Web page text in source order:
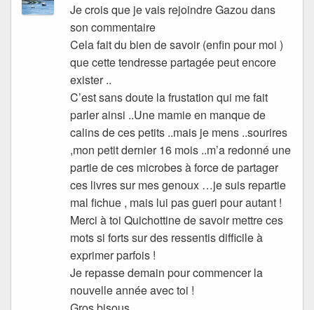
Je crois que je vais rejoindre Gazou dans
son commentaire
Cela fait du bien de savoir (enfin pour moi )
que cette tendresse partagée peut encore
exister ..
C’est sans doute la frustation qui me fait
parler ainsi ..Une mamie en manque de
calins de ces petits ..mais je mens ..sourires
,mon petit dernier 16 mois ..m’a redonné une
partie de ces microbes à force de partager
ces livres sur mes genoux …je suis repartie
mal fichue , mais lui pas gueri pour autant !
Merci à toi Quichottine de savoir mettre ces
mots si forts sur des ressentis difficile à
exprimer parfois !
Je repasse demain pour commencer la
nouvelle année avec toi !